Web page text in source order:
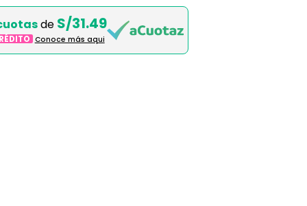
de S/31.49
Conoce más aqui